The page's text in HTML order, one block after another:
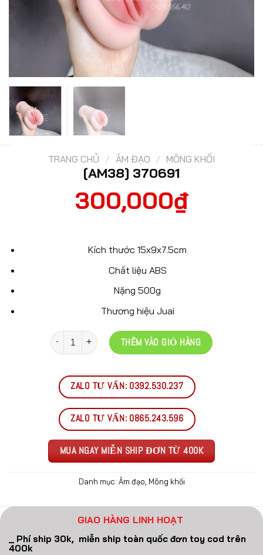
TRANG CHỦ / ÂM ĐẠO / MÔNG KHỐI
[AM38] 370691
300,000₫
Kích thước 15x9x7.5cm
Chất liệu ABS
Nặng 500g
Thương hiệu Juai
Số lượng THÊM VÀO GIỎ HÀNG
ZALO TƯ VẤN: 0392.530.237
ZALO TƯ VẤN: 0865.243.596
MUA NGAY MIỄN SHIP ĐƠN TỪ 400K
Danh mục: Âm đạo Mông khối
GIAO HÀNG LINH HOẠT
_ Phí ship 30k, miễn ship toàn quốc đơn toy cod trên
400k